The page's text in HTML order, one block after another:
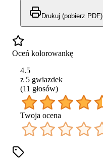
Drukuj (pobierz PDF)
Oceń kolorowankę
4.5
z 5 gwiazdek
(11 głosów)
Twoja ocena